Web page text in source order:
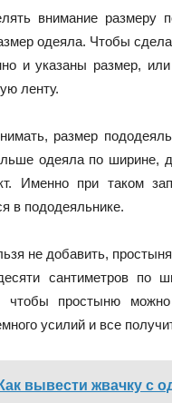
внимание размеру
одеяла. Чтобы
и указаны размер,
ленту.
размер
одеяла по ширине,
Именно при таком
в пододеяльнике.
не добавить,
сантиметров по
чтобы простыню
усилий и все
Как вывести жвачку с